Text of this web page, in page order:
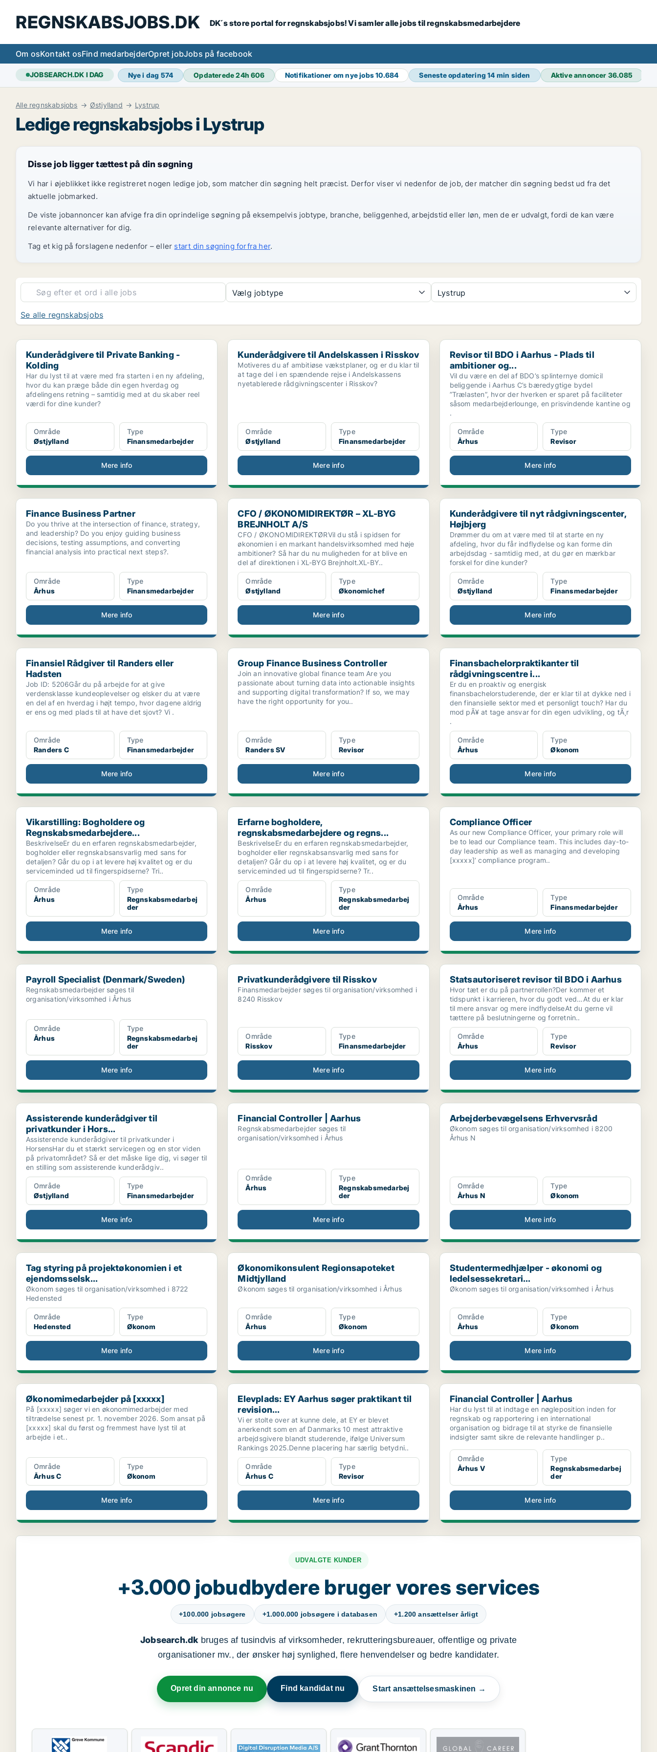
REGNSKABSJOBS.DK DK´s store portal for regnskabsjobs! Vi samler alle jobs til regnskabsmedarbejdere
Om osKontakt osFind medarbejderOpret jobJobs på facebook
JOBSEARCH.DK I DAG Nye i dag 574 Opdaterede 24h606 Notifikationer om nye jobs10.684 Seneste opdatering14 min siden Aktive annoncer 36.085
Alle regnskabsjobs Østjylland Lystrup
Ledige regnskabsjobs i Lystrup
Disse job ligger tættest på din søgning
Vi har i øjeblikket ikke registreret nogen ledige job, som matcher din søgning helt præcist. Derfor viser vi nedenfor de job, der matcher din søgning bedst ud fra det
aktuelle jobmarked.
De viste jobannoncer kan afvige fra din oprindelige søgning på eksempelvis jobtype, branche, beliggenhed, arbejdstid eller løn, men de er udvalgt, fordi de kan være
relevante alternativer for dig.
Tag et kig på forslagene nedenfor – eller start din søgning forfra her.
Vælg jobtype Lystrup
Se alle regnskabsjobs
Kunderådgivere til Private Banking - Kolding
Kunderådgivere til Private Banking -
Kolding
Har du lyst til at være med fra starten i en ny afdeling,
hvor du kan præge både din egen hverdag og
afdelingens retning – samtidig med at du skaber reel
værdi for dine kunder?
Område
Østjylland
Type
Finansmedarbejder
Mere info
Kunderådgivere til Andelskassen i Risskov
Kunderådgivere til Andelskassen i Risskov
Motiveres du af ambitiøse vækstplaner, og er du klar til
at tage del i en spændende rejse i Andelskassens
nyetablerede rådgivningscenter i Risskov?
Område
Østjylland
Type
Finansmedarbejder
Mere info
Revisor til BDO i Aarhus - Plads til ambitioner og...
Revisor til BDO i Aarhus - Plads til
ambitioner og...
Vil du være en del af BDO’s splinternye domicil
beliggende i Aarhus C’s bæredygtige bydel
”Trælasten”, hvor der hverken er sparet på faciliteter
såsom medarbejderlounge, en prisvindende kantine og
.
Område
Århus
Type
Revisor
Mere info
Finance Business Partner
Finance Business Partner
Do you thrive at the intersection of finance, strategy,
and leadership? Do you enjoy guiding business
decisions, testing assumptions, and converting
financial analysis into practical next steps?.
Område
Århus
Type
Finansmedarbejder
Mere info
CFO / ØKONOMIDIREKTØR – XL-BYG BREJNHOLT A/S
CFO / ØKONOMIDIREKTØR – XL-BYG
BREJNHOLT A/S
CFO / ØKONOMIDIREKTØRVil du stå i spidsen for
økonomien i en markant handelsvirksomhed med høje
ambitioner? Så har du nu muligheden for at blive en
del af direktionen i XL-BYG Brejnholt.XL-BY..
Område
Østjylland
Type
Økonomichef
Mere info
Kunderådgivere til nyt rådgivningscenter, Højbjerg
Kunderådgivere til nyt rådgivningscenter,
Højbjerg
Drømmer du om at være med til at starte en ny
afdeling, hvor du får indflydelse og kan forme din
arbejdsdag - samtidig med, at du gør en mærkbar
forskel for dine kunder?
Område
Østjylland
Type
Finansmedarbejder
Mere info
Finansiel Rådgiver til Randers eller Hadsten
Finansiel Rådgiver til Randers eller
Hadsten
Job ID: 5206Går du på arbejde for at give
verdensklasse kundeoplevelser og elsker du at være
en del af en hverdag i højt tempo, hvor dagene aldrig
er ens og med plads til at have det sjovt? Vi .
Område
Randers C
Type
Finansmedarbejder
Mere info
Group Finance Business Controller
Group Finance Business Controller
Join an innovative global finance team Are you
passionate about turning data into actionable insights
and supporting digital transformation? If so, we may
have the right opportunity for you..
Område
Randers SV
Type
Revisor
Mere info
Finansbachelorpraktikanter til rådgivningscentre i...
Finansbachelorpraktikanter til
rådgivningscentre i...
Er du en proaktiv og energisk
finansbachelorstuderende, der er klar til at dykke ned i
den finansielle sektor med et personligt touch? Har du
mod pÃ¥ at tage ansvar for din egen udvikling, og tÃ¸r
.
Område
Århus
Type
Økonom
Mere info
Vikarstilling: Bogholdere og Regnskabsmedarbejdere...
Vikarstilling: Bogholdere og
Regnskabsmedarbejdere...
BeskrivelseEr du en erfaren regnskabsmedarbejder,
bogholder eller regnskabsansvarlig med sans for
detaljen? Går du op i at levere høj kvalitet og er du
serviceminded ud til fingerspidserne? Tri..
Område
Århus
Type
Regnskabsmedarbej
der
Mere info
Erfarne bogholdere, regnskabsmedarbejdere og regns...
Erfarne bogholdere,
regnskabsmedarbejdere og regns...
BeskrivelseEr du en erfaren regnskabsmedarbejder,
bogholder eller regnskabsansvarlig med sans for
detaljen? Går du op i at levere høj kvalitet, og er du
serviceminded ud til fingerspidserne? Tr..
Område
Århus
Type
Regnskabsmedarbej
der
Mere info
Compliance Officer
Compliance Officer
As our new Compliance Officer, your primary role will
be to lead our Compliance team. This includes day-to-
day leadership as well as managing and developing
[xxxxx]’ compliance program..
Område
Århus
Type
Finansmedarbejder
Mere info
Payroll Specialist (Denmark/Sweden)
Payroll Specialist (Denmark/Sweden)
Regnskabsmedarbejder søges til
organisation/virksomhed i Århus
Område
Århus
Type
Regnskabsmedarbej
der
Mere info
Privatkunderådgivere til Risskov
Privatkunderådgivere til Risskov
Finansmedarbejder søges til organisation/virksomhed i
8240 Risskov
Område
Risskov
Type
Finansmedarbejder
Mere info
Statsautoriseret revisor til BDO i Aarhus
Statsautoriseret revisor til BDO i Aarhus
Hvor tæt er du på partnerrollen?Der kommer et
tidspunkt i karrieren, hvor du godt ved…At du er klar
til mere ansvar og mere indflydelseAt du gerne vil
tættere på beslutningerne og forretnin..
Område
Århus
Type
Revisor
Mere info
Assisterende kunderådgiver til privatkunder i Hors...
Assisterende kunderådgiver til
privatkunder i Hors...
Assisterende kunderådgiver til privatkunder i
HorsensHar du et stærkt servicegen og en stor viden
på privatområdet? Så er det måske lige dig, vi søger til
en stilling som assisterende kunderådgiv..
Område
Østjylland
Type
Finansmedarbejder
Mere info
Financial Controller | Aarhus
Financial Controller | Aarhus
Regnskabsmedarbejder søges til
organisation/virksomhed i Århus
Område
Århus
Type
Regnskabsmedarbej
der
Mere info
Arbejderbevægelsens Erhvervsråd
Arbejderbevægelsens Erhvervsråd
Økonom søges til organisation/virksomhed i 8200
Århus N
Område
Århus N
Type
Økonom
Mere info
Tag styring på projektøkonomien i et ejendomsselsk...
Tag styring på projektøkonomien i et
ejendomsselsk...
Økonom søges til organisation/virksomhed i 8722
Hedensted
Område
Hedensted
Type
Økonom
Mere info
Økonomikonsulent Regionsapoteket Midtjylland
Økonomikonsulent Regionsapoteket
Midtjylland
Økonom søges til organisation/virksomhed i Århus
Område
Århus
Type
Økonom
Mere info
Studentermedhjælper - økonomi og ledelsessekretari...
Studentermedhjælper - økonomi og
ledelsessekretari...
Økonom søges til organisation/virksomhed i Århus
Område
Århus
Type
Økonom
Mere info
Økonomimedarbejder på [xxxxx]
Økonomimedarbejder på [xxxxx]
På [xxxxx] søger vi en økonomimedarbejder med
tiltrædelse senest pr. 1. november 2026. Som ansat på
[xxxxx] skal du først og fremmest have lyst til at
arbejde i et..
Område
Århus C
Type
Økonom
Mere info
Elevplads: EY Aarhus søger praktikant til revision...
Elevplads: EY Aarhus søger praktikant til
revision...
Vi er stolte over at kunne dele, at EY er blevet
anerkendt som en af Danmarks 10 mest attraktive
arbejdsgivere blandt studerende, ifølge Universum
Rankings 2025.Denne placering har særlig betydni..
Område
Århus C
Type
Revisor
Mere info
Financial Controller | Aarhus
Financial Controller | Aarhus
Har du lyst til at indtage en nøgleposition inden for
regnskab og rapportering i en international
organisation og bidrage til at styrke de finansielle
indsigter samt sikre de relevante handlinger p..
Område
Århus V
Type
Regnskabsmedarbej
der
Mere info
UDVALGTE KUNDER
+3.000 jobudbydere bruger vores services
+100.000 jobsøgere +1.000.000 jobsøgere i databasen +1.200 ansættelser årligt
Jobsearch.dkbruges af tusindvis af virksomheder, rekrutteringsbureauer, offentlige og private
organisationer mv., der ønsker høj synlighed, flere henvendelser og bedre kandidater.
Opret din annonce nu Find kandidat nu Start ansættelsesmaskinen →